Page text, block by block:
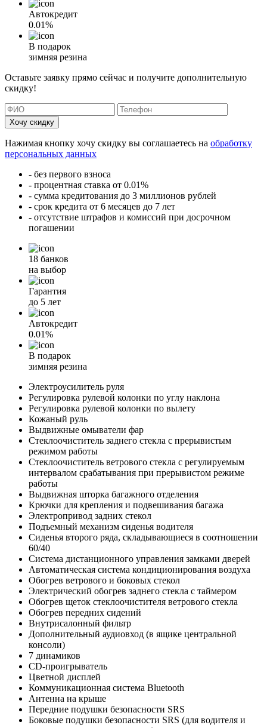
Автокредит
0.01%
В подарок
зимняя резина
Оставьте заявку прямо сейчас и получите дополнительную
скидку!
Хочу скидку
Нажимая кнопку хочу скидку вы соглашаетесь на обработку
персональных данных
- без первого взноса
- процентная ставка от 0.01%
- сумма кредитования до 3 миллионов рублей
- срок кредита от 6 месяцев до 7 лет
- отсутствие штрафов и комиссий при досрочном
погашении
18 банков
на выбор
Гарантия
до 5 лет
Автокредит
0.01%
В подарок
зимняя резина
Электроусилитель руля
Регулировка рулевой колонки по углу наклона
Регулировка рулевой колонки по вылету
Кожаный руль
Выдвижные омыватели фар
Стеклоочиститель заднего стекла с прерывистым
режимом работы
Стеклоочиститель ветрового стекла с регулируемым
интервалом срабатывания при прерывистом режиме
работы
Выдвижная шторка багажного отделения
Крючки для крепления и подвешивания багажа
Электропривод задних стекол
Подъемный механизм сиденья водителя
Сиденья второго ряда, складывающиеся в соотношении
60/40
Система дистанционного управления замками дверей
Автоматическая система кондиционирования воздуха
Обогрев ветрового и боковых стекол
Электрический обогрев заднего стекла с таймером
Обогрев щеток стеклоочистителя ветрового стекла
Обогрев передних сидений
Внутрисалонный фильтр
Дополнительный аудиовход (в ящике центральной
консоли)
7 динамиков
CD-проигрыватель
Цветной дисплей
Коммуникационная система Bluetooth
Антенна на крыше
Передние подушки безопасности SRS
Боковые подушки безопасности SRS (для водителя и